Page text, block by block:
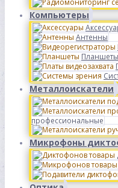
Компьютеры
Антенны
Планшеты
Металлоискатели
профессиональные
Микрофоны